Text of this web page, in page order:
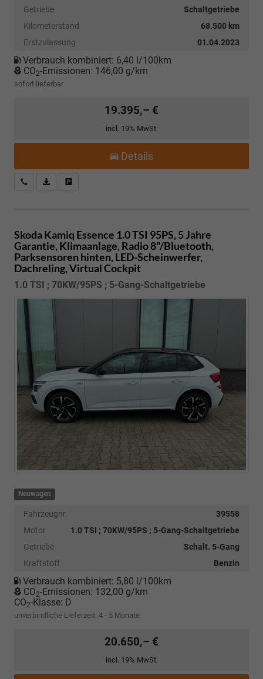
Getriebe
Schaltgetriebe
Kilometerstand
68.500 km
Erstzulassung
01.04.2023
Verbrauch kombiniert: 6,40 l/100km
CO2-Emissionen: 146,00 g/km
sofort lieferbar
19.395,– €
incl. 19% MwSt.
Details
Kostenloser Rückruf-Service
PDF-Datei, Fahrzeugexposé drucken
Skoda Kamiq Essence 1.0 TSI 95PS, 5 Jahre
Garantie, Klimaanlage, Radio 8"/Bluetooth,
Parksensoren hinten, LED-Scheinwerfer,
Dachreling, Virtual Cockpit
1.0 TSI ; 70KW/95PS ; 5-Gang-Schaltgetriebe
Neuwagen
Fahrzeugnr.
39558
Motor
1.0 TSI ; 70KW/95PS ; 5-Gang-Schaltgetriebe
Getriebe
Schalt. 5-Gang
Kraftstoff
Benzin
Verbrauch kombiniert: 5,80 l/100km
CO2-Emissionen: 132,00 g/km
CO2-Klasse: D
unverbindliche Lieferzeit: 4 - 5 Monate
20.650,– €
incl. 19% MwSt.